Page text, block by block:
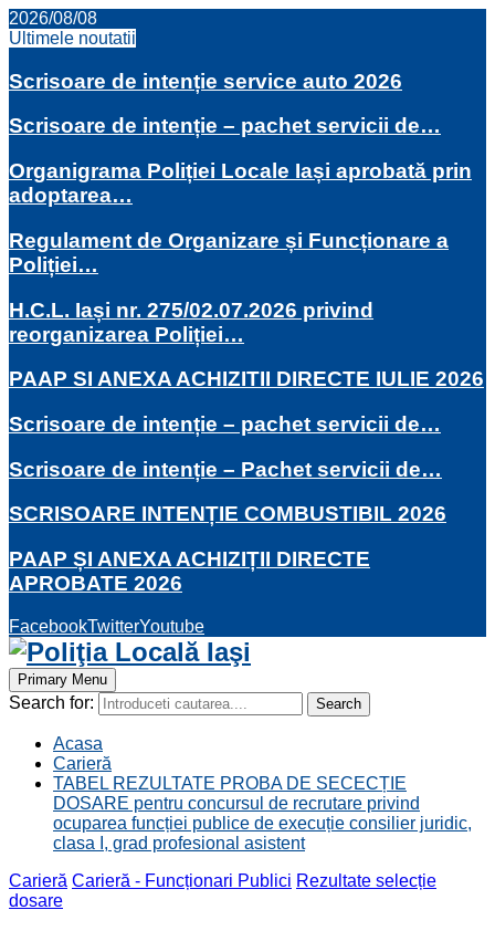
2026/08/08
Ultimele noutatii
Scrisoare de intenție service auto 2026
Scrisoare de intenție – pachet servicii de…
Organigrama Poliției Locale Iași aprobată prin
adoptarea…
Regulament de Organizare și Funcționare a
Poliției…
H.C.L. Iași nr. 275/02.07.2026 privind
reorganizarea Poliției…
PAAP SI ANEXA ACHIZITII DIRECTE IULIE 2026
Scrisoare de intenție – pachet servicii de…
Scrisoare de intenție – Pachet servicii de…
SCRISOARE INTENȚIE COMBUSTIBIL 2026
PAAP ȘI ANEXA ACHIZIȚII DIRECTE
APROBATE 2026
FacebookTwitterYoutube
Primary Menu
Search for: Search
Acasa
Carieră
TABEL REZULTATE PROBA DE SECECȚIE
DOSARE pentru concursul de recrutare privind
ocuparea funcției publice de execuție consilier juridic,
clasa I, grad profesional asistent
Carieră Carieră - Funcționari Publici Rezultate selecție
dosare